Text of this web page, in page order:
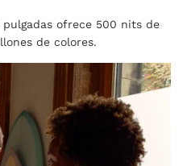
ofrece 500 nits de
de colores.